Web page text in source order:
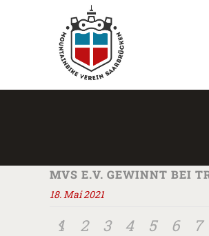
MVS E.V. GEWINNT BEI
18. Mai 2021
1 2 3 4 5 6 7